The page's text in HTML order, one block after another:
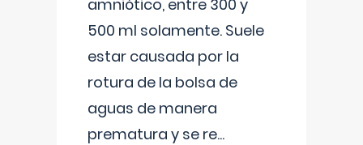
amniótico, entre 300 y
500 ml solamente. Suele
estar causada por la
rotura de la bolsa de
aguas de manera
prematura y se re...